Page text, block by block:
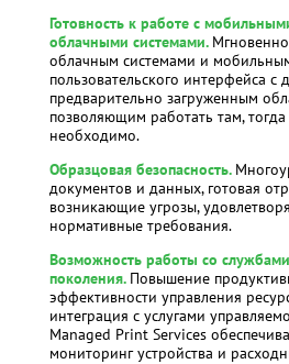
Готовность к работе с
облачными системами.
облачным системами и
пользовательского интерфейса с
предварительно загруженным
позволяющим работать там, тогда
необходимо.
Образцовая безопасность.
документов и данных, готовая
возникающие угрозы,
нормативные требования.
Возможность работы со
поколения. Повышение
эффективности управления
интеграция с услугами
Managed Print Services
мониторинг устройства и